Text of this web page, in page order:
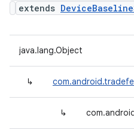
extends
java.lang.Object
↳
↳